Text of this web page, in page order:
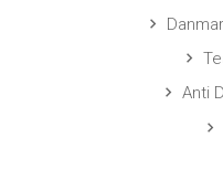
keyboard_arrow_right
keyboard_arrow_right
keyboard_arrow_right Anti
keyboard_arrow_right